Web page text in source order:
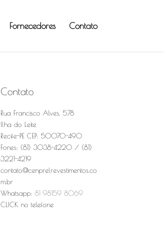
Fornecedores Contato
Contato
Rua Francisco Alves, 578
Ilha do Leite
Recife-PE CEP: 50070-490
Fones: (81) 3038-4220 / (81)
3221-4219
contato@cenprelrevestimentos.co
m.br
Whatsapp:81 98159 8069
CLICK no telefone